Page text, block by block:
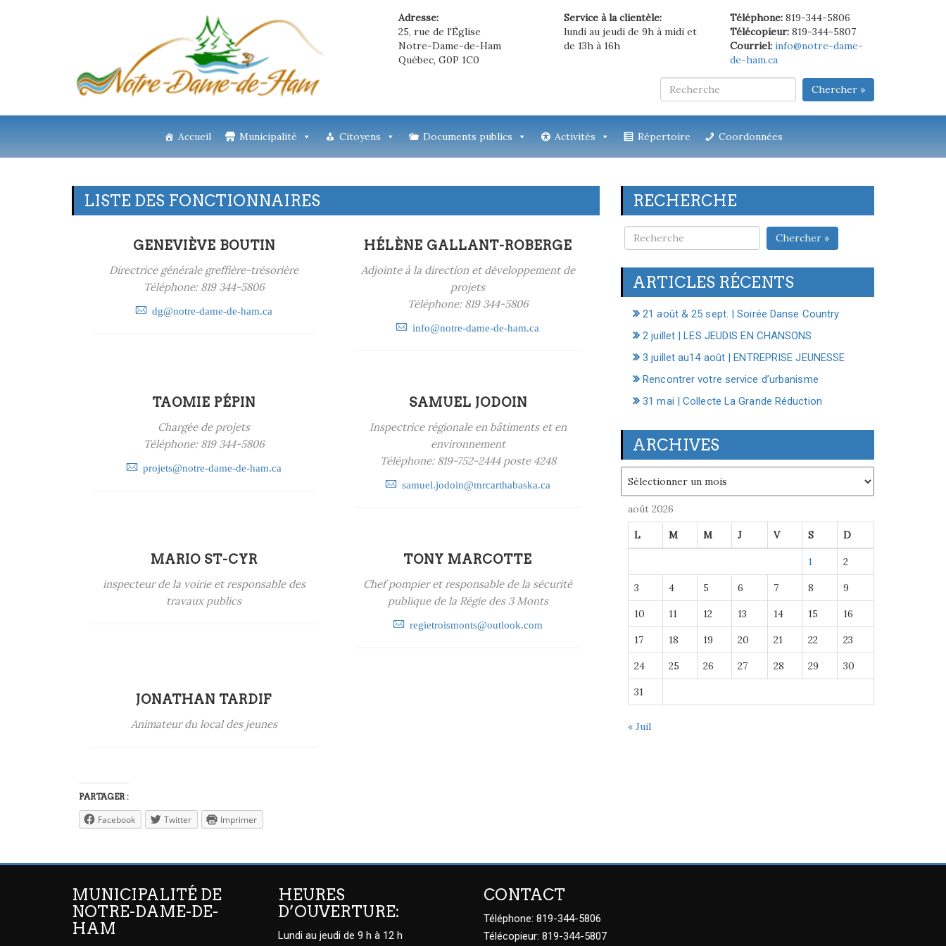
Adresse:
25, rue de l'Église
Notre-Dame-de-Ham
Québec, G0P 1C0
Service à la clientèle:
lundi au jeudi de 9h à midi et
de 13h à 16h
Téléphone:819-344-5806
Télécopieur:819-344-5807
Courriel: info@notre-dame-
de-ham.ca
Chercher »
Accueil Municipalité Citoyens Documents publics Activités Répertoire Coordonnées
LISTE DES FONCTIONNAIRES
GENEVIÈVE BOUTIN
Directrice générale greffière-trésorière
Téléphone: 819 344-5806
dg@notre-dame-de-ham.ca
HÉLÈNE GALLANT-ROBERGE
Adjointe à la direction et développement de
projets
Téléphone: 819 344-5806
info@notre-dame-de-ham.ca
TAOMIE PÉPIN
Chargée de projets
Téléphone: 819 344-5806
projets@notre-dame-de-ham.ca
SAMUEL JODOIN
Inspectrice régionale en bâtiments et en
environnement
Téléphone: 819-752-2444 poste 4248
samuel.jodoin@mrcarthabaska.ca
MARIO ST-CYR
inspecteur de la voirie et responsable des
travaux publics
TONY MARCOTTE
Chef pompier et responsable de la sécurité
publique de la Régie des 3 Monts
regietroismonts@outlook.com
JONATHAN TARDIF
Animateur du local des jeunes
PARTAGER :
Facebook Twitter Imprimer
RECHERCHE
Chercher »
ARTICLES RÉCENTS
21 août & 25 sept. | Soirée Danse Country
2 juillet | LES JEUDIS EN CHANSONS
3 juillet au14 août | ENTREPRISE JEUNESSE
Rencontrer votre service d’urbanisme
31 mai | Collecte La Grande Réduction
ARCHIVES
août 2026
L M M J V S D
1 2
3 4 5 6 7 8 9
10 11 12 13 14 15 16
17 18 19 20 21 22 23
24 25 26 27 28 29 30
31
« Juil
MUNICIPALITÉ DE
NOTRE-DAME-DE-
HAM
HEURES
D’OUVERTURE:
Lundi au jeudi de 9 h à 12 h
CONTACT
Téléphone: 819-344-5806
Télécopieur: 819-344-5807